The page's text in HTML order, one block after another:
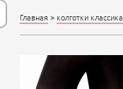
Главная > колготки классика